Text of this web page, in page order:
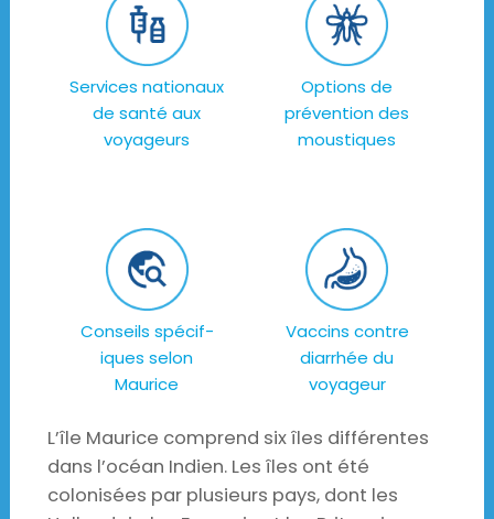
Services nationaux
de santé aux
voyageurs
Options de
prévention des
moustiques
Conseils spécif-
iques selon
Maurice
Vaccins contre
diarrhée du
voyageur
L’île Maurice comprend six îles différentes
dans l’océan Indien. Les îles ont été
colonisées par plusieurs pays, dont les